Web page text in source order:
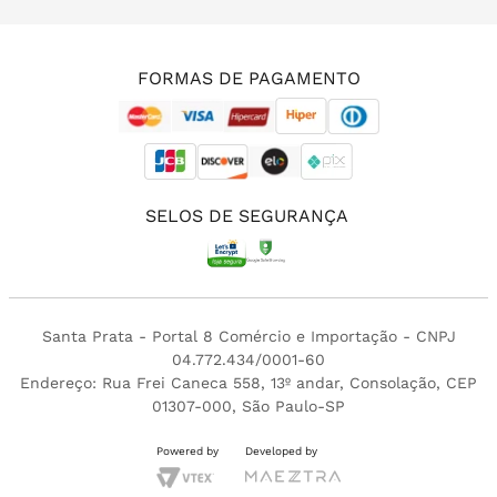
FORMAS DE PAGAMENTO
SELOS DE SEGURANÇA
Santa Prata - Portal 8 Comércio e Importação - CNPJ
04.772.434/0001-60
Endereço: Rua Frei Caneca 558, 13º andar, Consolação, CEP
01307-000, São Paulo-SP
Powered by Developed by